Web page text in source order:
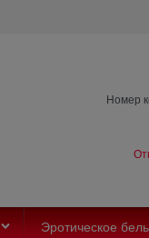
Номер
Эротическое